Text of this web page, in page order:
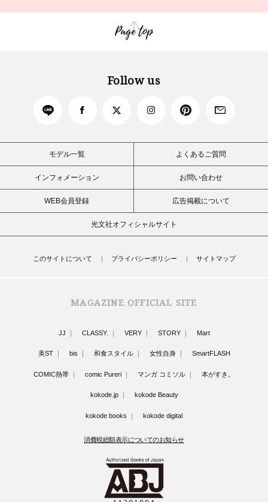
Page top
Follow us
モデル一覧 よくあるご質問
インフォメーション お問い合わせ
WEB会員登録 広告掲載について
光文社オフィシャルサイト
このサイトについて プライバシーポリシー サイトマップ
MAGAZINE OFFICIAL SITE
JJ CLASSY. VERY STORY Mart
美ST bis 和食スタイル 女性自身 SmartFLASH
COMIC熱帯 comic Pureri マンガ コミソル 本がすき。
kokode.jp kokode Beauty
kokode books kokode digital
消費税総額表示についてのお知らせ